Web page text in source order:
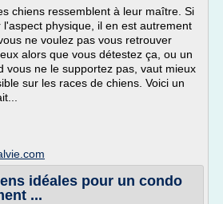
chiens ressemblent à leur maître. Si
physique, il en est autrement
ne voulez pas vous retrouver
alors que vous détestez ça, ou un
vous ne le supportez pas, vaut mieux
sur les races de chiens. Voici un
idéales pour un condo
...